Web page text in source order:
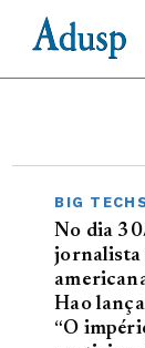
BIG
No dia
jornalista
Hao
“O